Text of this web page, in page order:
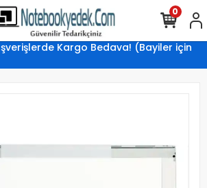
Kargo Bedava! (Bayiler için
0